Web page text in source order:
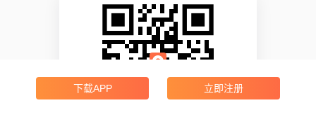
下载APP 立即注册